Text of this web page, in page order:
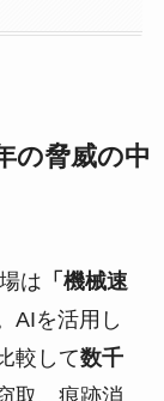
の脅威の中
は 「機械速
AIを活用し
較して数千